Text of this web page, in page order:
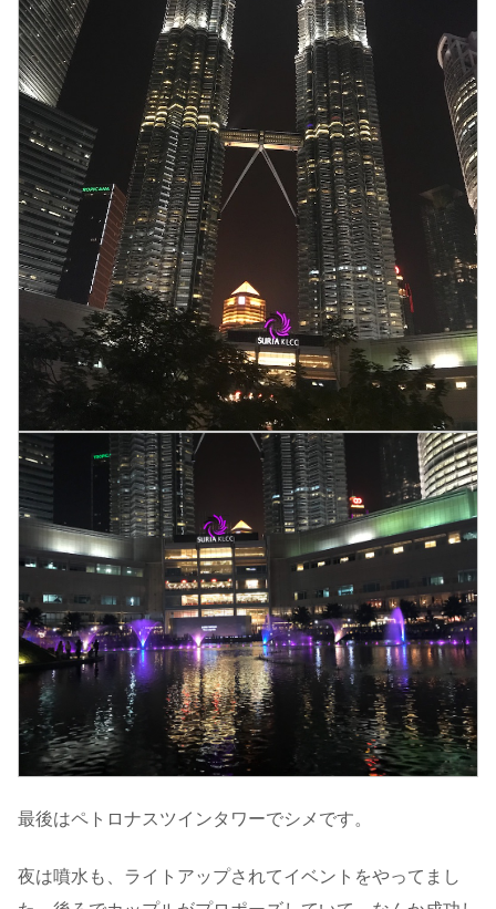
最後はペトロナスツインタワーでシメです。
夜は噴水も、ライトアップされてイベントをやってまし